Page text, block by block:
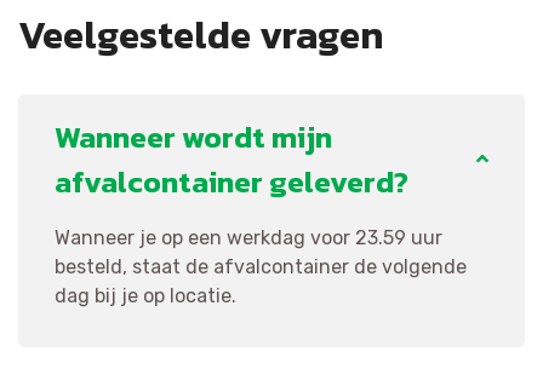
Veelgestelde vragen
Wanneer wordt mijn
afvalcontainer geleverd?
Wanneer je op een werkdag voor 23.59 uur
besteld, staat de afvalcontainer de volgende
dag bij je op locatie.